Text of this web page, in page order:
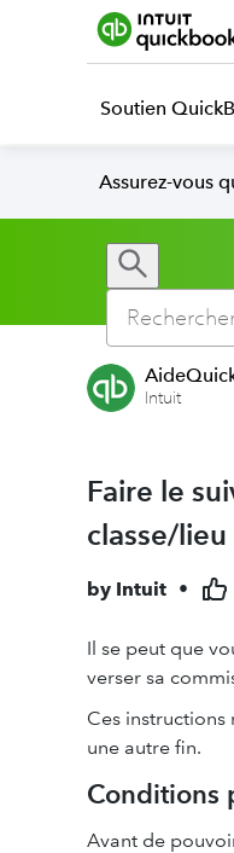
Soutien
Assurez-vous
Intuit
Faire le
classe/lieu
by Intuit •
Il se peut que
verser sa
Ces instructions
une autre fin.
Conditions
Avant de